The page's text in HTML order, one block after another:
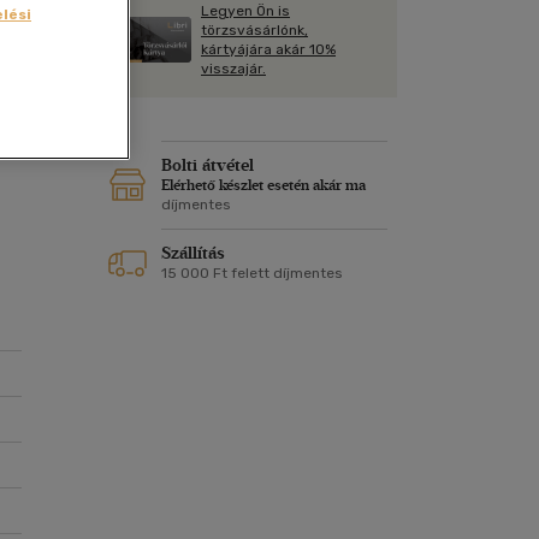
Kártya
Képeslap
Naptár
Vallás, mitológia
Legyen Ön is
törzsvásárlónk,
kártyájára akár 10%
visszajár.
Bolti átvétel
Elérhető készlet esetén akár ma
díjmentes
Szállítás
15 000 Ft felett díjmentes